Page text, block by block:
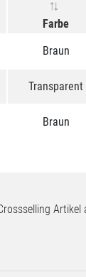
Farbe
Braun
Transparent
Braun
Artikel